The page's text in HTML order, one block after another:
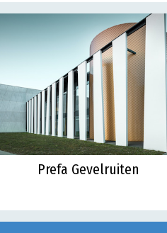
Prefa Gevelruiten